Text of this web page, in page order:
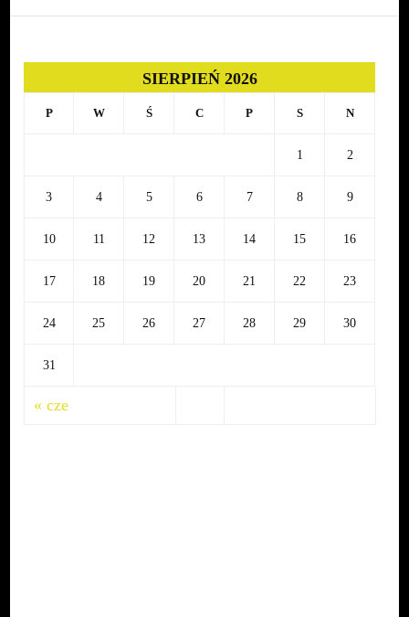
SIERPIEŃ 2026
P W Ś C P S N
1 2
3 4 5 6 7 8 9
10 11 12 13 14 15 16
17 18 19 20 21 22 23
24 25 26 27 28 29 30
31
« cze